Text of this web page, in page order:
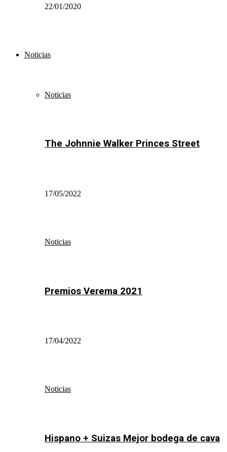
22/01/2020
Noticias
Noticias
The Johnnie Walker Princes Street
17/05/2022
Noticias
Premios Verema 2021
17/04/2022
Noticias
Hispano + Suizas Mejor bodega de cava